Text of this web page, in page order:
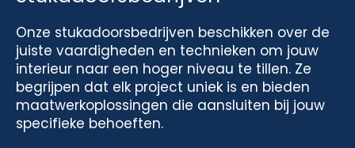
Onze stukadoorsbedrijven beschikken over de
juiste vaardigheden en technieken om jouw
interieur naar een hoger niveau te tillen. Ze
begrijpen dat elk project uniek is en bieden
maatwerkoplossingen die aansluiten bij jouw
specifieke behoeften.